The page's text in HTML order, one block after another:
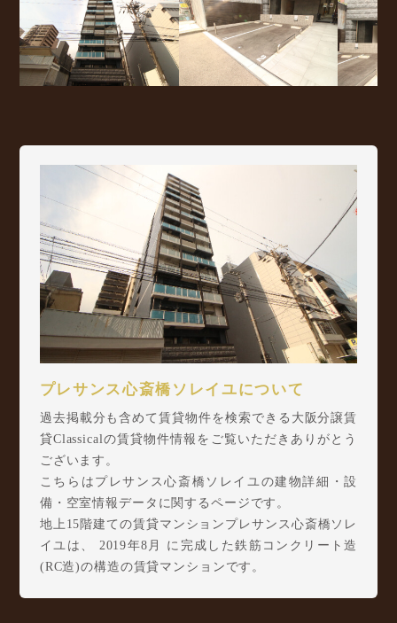
プレサンス心斎橋ソレイユについて
過去掲載分も含めて賃貸物件を検索できる大阪分譲賃
貸Classicalの賃貸物件情報をご覧いただきありがとう
ございます。
こちらはプレサンス心斎橋ソレイユの建物詳細・設
備・空室情報データに関するページです。
地上15階建ての賃貸マンションプレサンス心斎橋ソレ
イユは、 2019年8月 に完成した鉄筋コンクリート造
(RC造)の構造の賃貸マンションです。